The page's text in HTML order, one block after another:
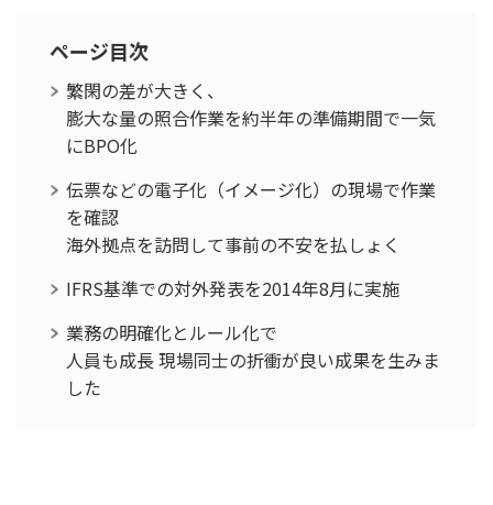
ページ目次
繁閑の差が大きく、
膨大な量の照合作業を約半年の準備期間で一気
にBPO化
伝票などの電子化（イメージ化）の現場で作業
を確認
海外拠点を訪問して事前の不安を払しょく
IFRS基準での対外発表を2014年8月に実施
業務の明確化とルール化で
人員も成長 現場同士の折衝が良い成果を生みま
した